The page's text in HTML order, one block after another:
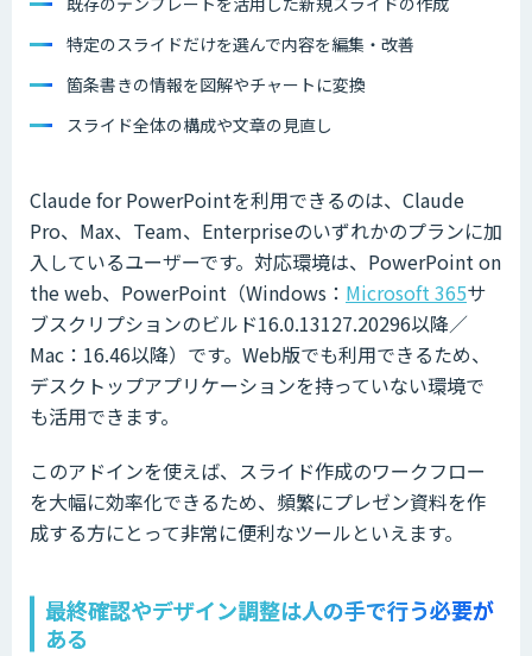
特定のスライドだけを選んで内容を編集・改善
箇条書きの情報を図解やチャートに変換
スライド全体の構成や文章の見直し
Claude for PowerPointを利用できるのは、Claude
Pro、Max、Team、Enterpriseのいずれかのプランに加
入しているユーザーです。対応環境は、PowerPoint on
the web、PowerPoint（Windows： Microsoft 365サ
ブスクリプションのビルド16.0.13127.20296以降／
Mac：16.46以降）です。Web版でも利用できるため、
デスクトップアプリケーションを持っていない環境で
も活用できます。
このアドインを使えば、スライド作成のワークフロー
を大幅に効率化できるため、頻繁にプレゼン資料を作
成する方にとって非常に便利なツールといえます。
最終確認やデザイン調整は人の手で行う必要が
ある